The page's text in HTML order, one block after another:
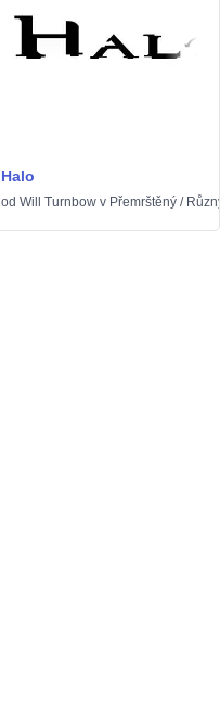
Halo
od Will Turnbow v Přemrštěný /